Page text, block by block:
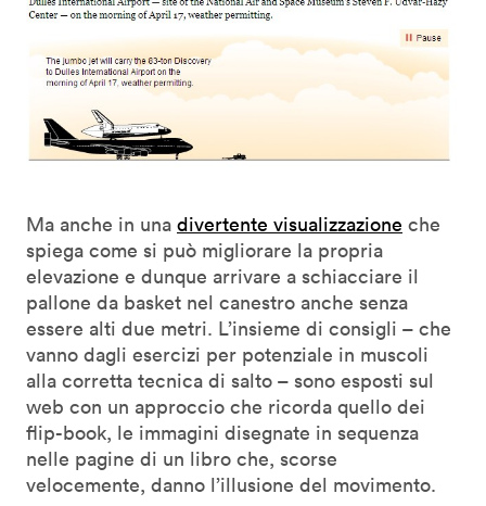
Ma anche in una divertente visualizzazione che
spiega come si può migliorare la propria
elevazione e dunque arrivare a schiacciare il
pallone da basket nel canestro anche senza
essere alti due metri. L’insieme di consigli – che
vanno dagli esercizi per potenziale in muscoli
alla corretta tecnica di salto – sono esposti sul
web con un approccio che ricorda quello dei
flip-book, le immagini disegnate in sequenza
nelle pagine di un libro che, scorse
velocemente, danno l’illusione del movimento.